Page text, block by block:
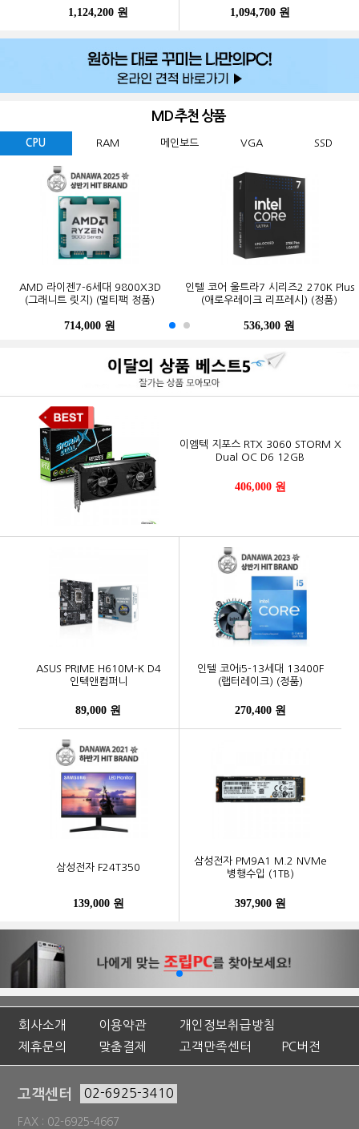
1,124,200 원 1,094,700 원
MD 추천 상품
CPU RAM 메인보드 VGA SSD
AMD 라이젠7-6세대 9800X3D
(그래니트 릿지) (멀티팩 정품)
714,000 원
인텔 코어 울트라7 시리즈2 270K Plus
(애로우레이크 리프레시) (정품)
536,300 원
마이크론 Crucial DDR5-5600 CL46
대원씨티에스 (8GB)
169,200 원
마이크론 Crucial DDR5-5600 CL46
대원씨티에스 (16GB)
365,200 원
MSI MAG B850M 박격포 WIFI
269,000 원
GIGABYTE B650M K 제이씨현
123,000 원
PALIT 지포스 RTX 5060 DUAL OC
D7 8GB 이엠텍
656,000 원
GIGABYTE 지포스 RTX 5060
WINDFORCE MAX OC D7 8GB
제이씨현
632,200 원
삼성전자 990 EVO Plus M.2 NVMe
(1TB)
447,000 원
삼성전자 990 EVO Plus M.2 NVMe
(2TB)
941,000 원
이엠텍 지포스 RTX 3060 STORM X
Dual OC D6 12GB
406,000 원
ASUS PRIME H610M-K D4
인텍앤컴퍼니
89,000 원
인텔 코어i5-13세대 13400F
(랩터레이크) (정품)
270,400 원
삼성전자 F24T350
139,000 원
삼성전자 PM9A1 M.2 NVMe
병행수입 (1TB)
397,900 원
회사소개 이용약관
개인정보취급방침
제휴문의
맞춤결제 고객만족센터 PC버전
고객센터 02-6925-3410
FAX : 02-6925-4667